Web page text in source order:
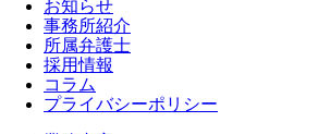
お知らせ
事務所紹介
所属弁護士
採用情報
コラム
プライバシーポリシー